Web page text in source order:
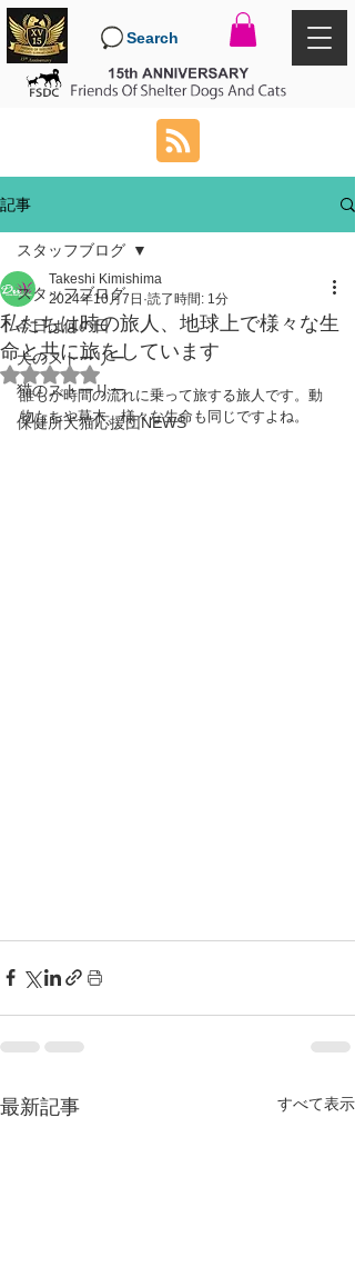
Search
記事
スタッフブログ
今日は何の日
犬のストーリー
猫のストーリー
保健所犬猫応援団NEWS
スタッフブログ
私たちは時の旅人、地球上で様々な生
命と共に旅をしています
Takeshi Kimishima
2024年10月7日 読了時間: 1分
5つ星のうちNaNと評価されています。
誰もが時間の流れに乗って旅する旅人です。動
物たちや草木、様々な生命も同じですよね。
最新記事 すべて表示